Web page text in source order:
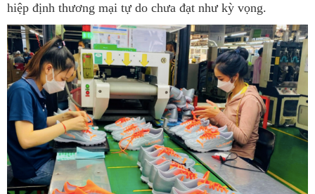
hiệp định thương mại tự do chưa đạt như kỳ vọng.